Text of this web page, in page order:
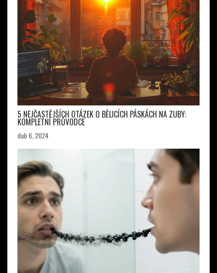
5 NEJČASTĚJŠÍCH OTÁZEK O BĚLICÍCH PÁSKÁCH NA ZUBY:
KOMPLETNÍ PRŮVODCE
dub 6, 2024